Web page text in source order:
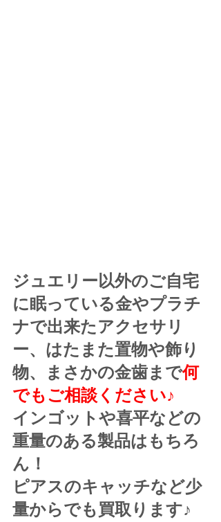
ジュエリー以外のご自宅
に眠っている金やプラチ
ナで出来たアクセサリ
ー、はたまた置物や飾り
物、まさかの金歯まで何
でもご相談ください♪
インゴットや喜平などの
重量のある製品はもちろ
ん！
ピアスのキャッチなど少
量からでも買取ります♪